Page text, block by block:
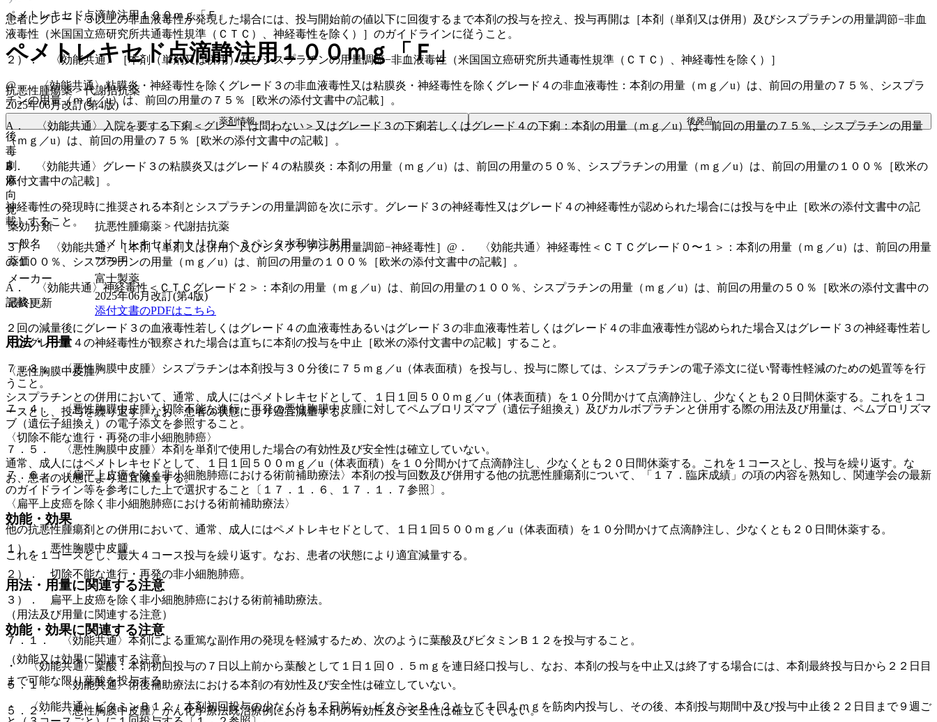
患者にグレード３以上の非血液毒性が発現した場合には、投与開始前の値以下に回復するまで本剤の投与を控え、投与再開は［本剤（単剤又は併用）及びシスプラチンの用量調節−非血
液毒性（米国国立癌研究所共通毒性規準（ＣＴＣ）、神経毒性を除く）］のガイドラインに従うこと。
２）． 〈効能共通〉［本剤（単剤又は併用）及びシスプラチンの用量調節−非血液毒性（米国国立癌研究所共通毒性規準（ＣＴＣ）、神経毒性を除く）］
@． 〈効能共通〉粘膜炎・神経毒性を除くグレード３の非血液毒性又は粘膜炎・神経毒性を除くグレード４の非血液毒性：本剤の用量（ｍｇ／u）は、前回の用量の７５％、シスプラ
チンの用量（ｍｇ／u）は、前回の用量の７５％［欧米の添付文書中の記載］。
A． 〈効能共通〉入院を要する下痢＜グレードは問わない＞又はグレード３の下痢若しくはグレード４の下痢：本剤の用量（ｍｇ／u）は、前回の用量の７５％、シスプラチンの用量
（ｍｇ／u）は、前回の用量の７５％［欧米の添付文書中の記載］。
B． 〈効能共通〉グレード３の粘膜炎又はグレード４の粘膜炎：本剤の用量（ｍｇ／u）は、前回の用量の５０％、シスプラチンの用量（ｍｇ／u）は、前回の用量の１００％［欧米の
添付文書中の記載］。
神経毒性の発現時に推奨される本剤とシスプラチンの用量調節を次に示す。グレード３の神経毒性又はグレード４の神経毒性が認められた場合には投与を中止［欧米の添付文書中の記
載］すること。
３）． 〈効能共通〉［本剤（単剤又は併用）及びシスプラチンの用量調節−神経毒性］@． 〈効能共通〉神経毒性＜ＣＴＣグレード０〜１＞：本剤の用量（ｍｇ／u）は、前回の用量
の１００％、シスプラチンの用量（ｍｇ／u）は、前回の用量の１００％［欧米の添付文書中の記載］。
A． 〈効能共通〉神経毒性＜ＣＴＣグレード２＞：本剤の用量（ｍｇ／u）は、前回の用量の１００％、シスプラチンの用量（ｍｇ／u）は、前回の用量の５０％［欧米の添付文書中の
記載］。
２回の減量後にグレード３の血液毒性若しくはグレード４の血液毒性あるいはグレード３の非血液毒性若しくはグレード４の非血液毒性が認められた場合又はグレード３の神経毒性若し
くはグレード４の神経毒性が観察された場合は直ちに本剤の投与を中止［欧米の添付文書中の記載］すること。
７．３． 〈悪性胸膜中皮腫〉シスプラチンは本剤投与３０分後に７５ｍｇ／u（体表面積）を投与し、投与に際しては、シスプラチンの電子添文に従い腎毒性軽減のための処置等を行
うこと。
７．４． 〈悪性胸膜中皮腫〉切除不能な進行・再発の悪性胸膜中皮腫に対してペムブロリズマブ（遺伝子組換え）及びカルボプラチンと併用する際の用法及び用量は、ペムブロリズマ
ブ（遺伝子組換え）の電子添文を参照すること。
７．５． 〈悪性胸膜中皮腫〉本剤を単剤で使用した場合の有効性及び安全性は確立していない。
７．６． 〈扁平上皮癌を除く非小細胞肺癌における術前補助療法〉本剤の投与回数及び併用する他の抗悪性腫瘍剤について、「１７．臨床成績」の項の内容を熟知し、関連学会の最新
のガイドライン等を参考にした上で選択すること〔１７．１．６、１７．１．７参照〕。
効能・効果
１）． 悪性胸膜中皮腫。
２）． 切除不能な進行・再発の非小細胞肺癌。
３）． 扁平上皮癌を除く非小細胞肺癌における術前補助療法。
効能・効果に関連する注意
（効能又は効果に関連する注意）
５．１． 〈効能共通〉術後補助療法における本剤の有効性及び安全性は確立していない。
５．２． 〈悪性胸膜中皮腫〉がん化学療法既治療例における本剤の有効性及び安全性は確立していない。
ペメトレキセド点滴静注用１００ｍｇ「Ｆ」
ペメトレキセド点滴静注用１００ｍｇ「Ｆ」
抗悪性腫瘍薬 > 代謝拮抗薬
2025年06月改訂(第4版)
薬剤情報 後発品
後
毒
劇
麻
向
覚
薬効分類
抗悪性腫瘍薬 > 代謝拮抗薬
一般名
ペメトレキセドナトリウムヘミペンタ水和物注射用
薬価
7379円
メーカー
富士製薬
最終更新
2025年06月改訂(第4版)
添付文書のPDFはこちら
用法・用量
〈悪性胸膜中皮腫〉
シスプラチンとの併用において、通常、成人にはペメトレキセドとして、１日１回５００ｍｇ／u（体表面積）を１０分間かけて点滴静注し、少なくとも２０日間休薬する。これを１コ
ースとし、投与を繰り返す。なお、患者の状態により適宜減量する。
〈切除不能な進行・再発の非小細胞肺癌〉
通常、成人にはペメトレキセドとして、１日１回５００ｍｇ／u（体表面積）を１０分間かけて点滴静注し、少なくとも２０日間休薬する。これを１コースとし、投与を繰り返す。な
お、患者の状態により適宜減量する。
〈扁平上皮癌を除く非小細胞肺癌における術前補助療法〉
他の抗悪性腫瘍剤との併用において、通常、成人にはペメトレキセドとして、１日１回５００ｍｇ／u（体表面積）を１０分間かけて点滴静注し、少なくとも２０日間休薬する。
これを１コースとし、最大４コース投与を繰り返す。なお、患者の状態により適宜減量する。
用法・用量に関連する注意
（用法及び用量に関連する注意）
７．１． 〈効能共通〉本剤による重篤な副作用の発現を軽減するため、次のように葉酸及びビタミンＢ１２を投与すること。
・ 〈効能共通〉葉酸：本剤初回投与の７日以上前から葉酸として１日１回０．５ｍｇを連日経口投与し、なお、本剤の投与を中止又は終了する場合には、本剤最終投与日から２２日目
まで可能な限り葉酸を投与する。
・ 〈効能共通〉ビタミンＢ１２：本剤初回投与の少なくとも７日前に、ビタミンＢ１２として１回１ｍｇを筋肉内投与し、その後、本剤投与期間中及び投与中止後２２日目まで９週ご